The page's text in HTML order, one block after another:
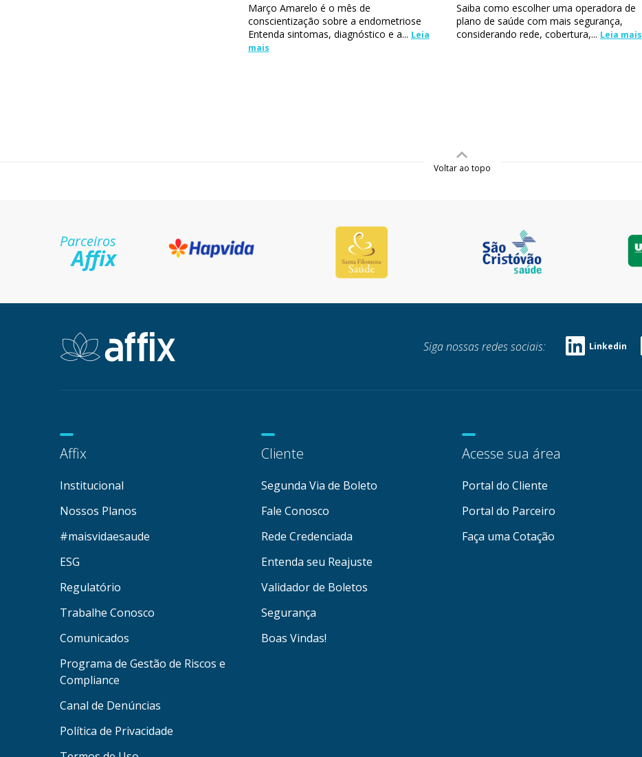
Março Amarelo é o mês de
conscientização sobre a endometriose
Entenda sintomas, diagnóstico e a... Leia
mais
Saiba como escolher uma operadora de
plano de saúde com mais segurança,
considerando rede, cobertura,... Leia mais
Voltar ao topo
Parceiros
Affix
Siga nossas redes sociais: Linkedin
Affix
Institucional
Nossos Planos
#maisvidaesaude
ESG
Regulatório
Trabalhe Conosco
Comunicados
Programa de Gestão de Riscos e
Compliance
Canal de Denúncias
Política de Privacidade
Cliente
Segunda Via de Boleto
Fale Conosco
Rede Credenciada
Entenda seu Reajuste
Validador de Boletos
Segurança
Boas Vindas!
Acesse sua área
Portal do Cliente
Portal do Parceiro
Faça uma Cotação